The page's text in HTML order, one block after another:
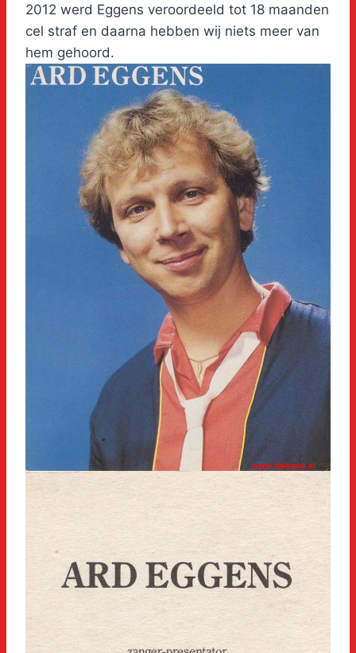
2012 werd Eggens veroordeeld tot 18 maanden
cel straf en daarna hebben wij niets meer van
hem gehoord.